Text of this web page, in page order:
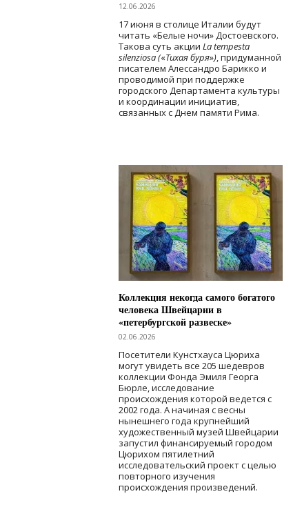
12.06.2026
17 июня в столице Италии будут
читать «Белые ночи» Достоевского.
Такова суть акции La tempesta
silenziosa («Тихая буря»), придуманной
писателем Алессандро Барикко и
проводимой при поддержке
городского Департамента культуры
и координации инициатив,
связанных с Днем памяти Рима.
Коллекция некогда самого богатого
человека Швейцарии в
«петербургской развеске»
02.06.2026
Посетители Кунстхауса Цюриха
могут увидеть все 205 шедевров
коллекции Фонда Эмиля Георга
Бюрле, исследование
происхождения которой ведется с
2002 года. А начиная с весны
нынешнего года крупнейший
художественный музей Швейцарии
запустил финансируемый городом
Цюрихом пятилетний
исследовательский проект с целью
повторного изучения
происхождения произведений.